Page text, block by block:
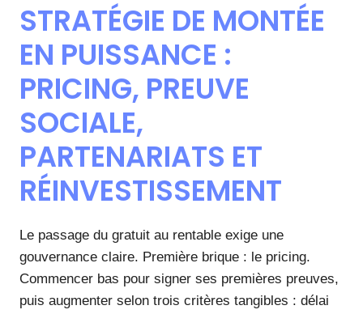
STRATÉGIE DE MONTÉE
EN PUISSANCE :
PRICING, PREUVE
SOCIALE,
PARTENARIATS ET
RÉINVESTISSEMENT
Le passage du gratuit au rentable exige une
gouvernance claire. Première brique : le pricing.
Commencer bas pour signer ses premières preuves,
puis augmenter selon trois critères tangibles : délai